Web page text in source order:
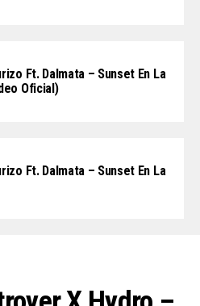
Ft. Dalmata – Sunset En La
Oficial)
Ft. Dalmata – Sunset En La